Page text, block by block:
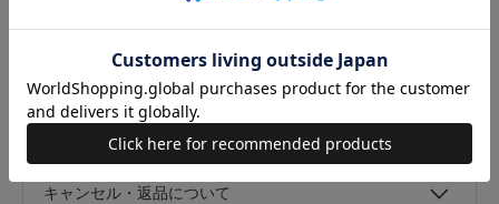
光沢
なし あり
キャンセル・返品について